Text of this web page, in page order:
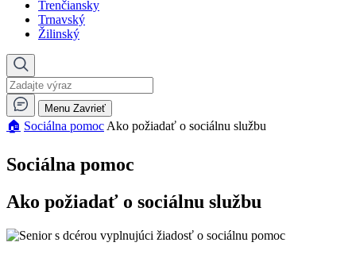
Trenčiansky
Trnavský
Žilinský
Menu Zavrieť
🏠︎ Sociálna pomoc Ako požiadať o sociálnu službu
Sociálna pomoc
Ako požiadať o sociálnu službu